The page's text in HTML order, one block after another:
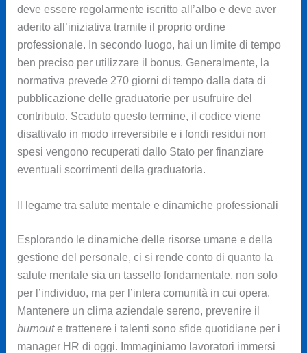
deve essere regolarmente iscritto all’albo e deve aver
aderito all’iniziativa tramite il proprio ordine
professionale. In secondo luogo, hai un limite di tempo
ben preciso per utilizzare il bonus. Generalmente, la
normativa prevede 270 giorni di tempo dalla data di
pubblicazione delle graduatorie per usufruire del
contributo. Scaduto questo termine, il codice viene
disattivato in modo irreversibile e i fondi residui non
spesi vengono recuperati dallo Stato per finanziare
eventuali scorrimenti della graduatoria.
Il legame tra salute mentale e dinamiche professionali
Esplorando le dinamiche delle risorse umane e della
gestione del personale, ci si rende conto di quanto la
salute mentale sia un tassello fondamentale, non solo
per l’individuo, ma per l’intera comunità in cui opera.
Mantenere un clima aziendale sereno, prevenire il
burnoute trattenere i talenti sono sfide quotidiane per i
manager HR di oggi. Immaginiamo lavoratori immersi